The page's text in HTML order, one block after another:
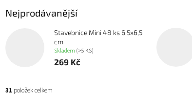
Nejprodávanější
Stavebnice Mini 48 ks 6,5x6,5
cm
Skladem (>5 KS)
269 Kč
31 položek celkem